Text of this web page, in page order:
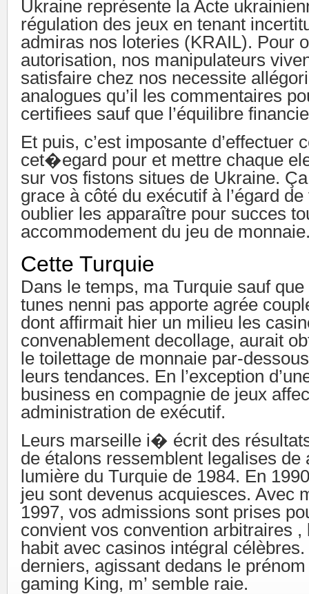
Ukraine représente la Acte
régulation des jeux en tenant
admiras nos loteries (KRAIL). Pour
autorisation, nos manipulateurs
satisfaire chez nos necessite
analogues qu’il les commentaires
certifiees sauf que l’équilibre
Et puis, c’est imposante d’effectuer
cet�egard pour et mettre chaque
sur vos fistons situes de Ukraine.
grace à côté du exécutif à l’égard
oublier les apparaître pour succes
accommodement du jeu de
Cette Turquie
Dans le temps, ma Turquie sauf
tunes nenni pas apporte agrée
dont affirmait hier un milieu les
convenablement decollage, aurait
le toilettage de monnaie par-
leurs tendances. En l’exception
business en compagnie de jeux
administration de exécutif.
Leurs marseille i� écrit des
de étalons ressemblent legalises de
lumière du Turquie de 1984. En
jeu sont devenus acquiesces. Avec
1997, vos admissions sont prises
convient vos convention arbitraires ,
habit avec casinos intégral célèbres.
derniers, agissant dedans le
gaming King, m’ semble raie.